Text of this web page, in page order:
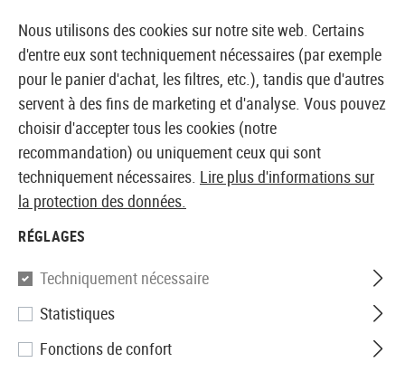
BOUTIQUE ET GROSSISTE EUROPÉEN AIRSOFT
Accueil Accessoires d'Airsoft Pièces et accéssoires
Umarex
Mount Base Lever Action
Nous utilisons des cookies sur notre site web. Certains
d'entre eux sont techniquement nécessaires (par exemple
pour le panier d'achat, les filtres, etc.), tandis que d'autres
servent à des fins de marketing et d'analyse. Vous pouvez
choisir d'accepter tous les cookies (notre
recommandation) ou uniquement ceux qui sont
techniquement nécessaires. Lire plus d'informations sur
la protection des données.
RÉGLAGES
Techniquement nécessaire
Statistiques
Fonctions de confort